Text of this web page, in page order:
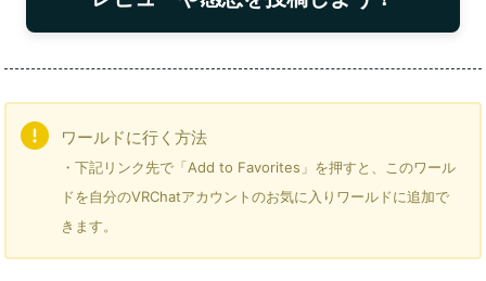
ワールドに行く方法
・下記リンク先で「Add to Favorites」を押すと、このワール
ドを自分のVRChatアカウントのお気に入りワールドに追加で
きます。